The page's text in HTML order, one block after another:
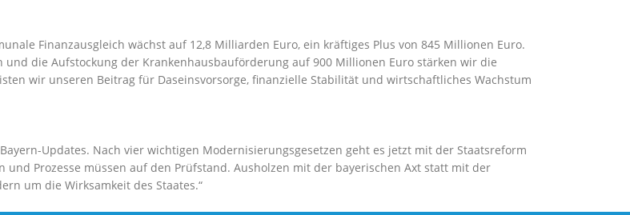
Finanzausgleich wächst auf 12,8 Milliarden Euro, ein kräftiges Plus von 845 Millionen Euro.
die Aufstockung der Krankenhausbauförderung auf 900 Millionen Euro stärken wir die
wir unseren Beitrag für Daseinsvorsorge, finanzielle Stabilität und wirtschaftliches Wachstum
Updates. Nach vier wichtigen Modernisierungsgesetzen geht es jetzt mit der Staatsreform
Prozesse müssen auf den Prüfstand. Ausholzen mit der bayerischen Axt statt mit der
um die Wirksamkeit des Staates.“